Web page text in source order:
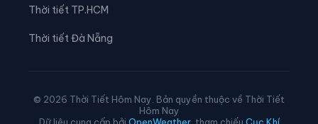
Xã Hải Hưng
Thời tiết TP.HCM
Thời tiết Đà Nẵng
© 2026 Thời Tiết Hôm Nay. Bản quyền thuộc về Thời Tiết
Hôm Nay